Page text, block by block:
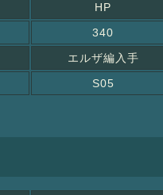
HP
340
エルザ編入手
S05